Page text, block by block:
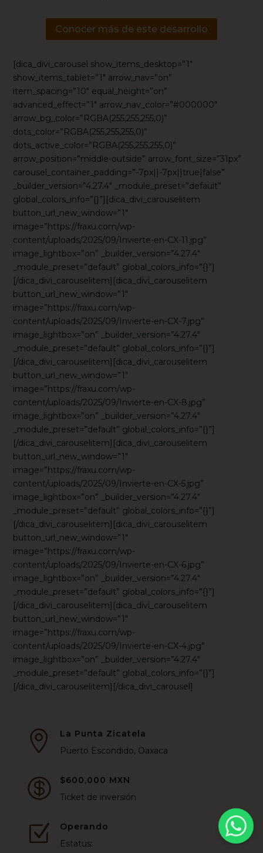
Conocer más de este desarrollo
[dica_divi_carousel show_items_desktop=”1″
show_items_tablet=”1″ arrow_nav=”on”
item_spacing=”10″ equal_height=”on”
advanced_effect=”1″ arrow_nav_color=”#000000″
arrow_bg_color=”RGBA(255,255,255,0)”
dots_color=”RGBA(255,255,255,0)”
dots_active_color=”RGBA(255,255,255,0)”
arrow_position=”middle-outside” arrow_font_size=”31px”
carousel_container_padding=”-7px||-7px||true|false”
_builder_version=”4.27.4″ _module_preset=”default”
global_colors_info=”{}”][dica_divi_carouselitem
button_url_new_window=”1″
image=”https://fraxu.com/wp-
content/uploads/2025/09/Invierte-en-CX-11.jpg”
image_lightbox=”on” _builder_version=”4.27.4″
_module_preset=”default” global_colors_info=”{}”]
[/dica_divi_carouselitem][dica_divi_carouselitem
button_url_new_window=”1″
image=”https://fraxu.com/wp-
content/uploads/2025/09/Invierte-en-CX-7.jpg”
image_lightbox=”on” _builder_version=”4.27.4″
_module_preset=”default” global_colors_info=”{}”]
[/dica_divi_carouselitem][dica_divi_carouselitem
button_url_new_window=”1″
image=”https://fraxu.com/wp-
content/uploads/2025/09/Invierte-en-CX-8.jpg”
image_lightbox=”on” _builder_version=”4.27.4″
_module_preset=”default” global_colors_info=”{}”]
[/dica_divi_carouselitem][dica_divi_carouselitem
button_url_new_window=”1″
image=”https://fraxu.com/wp-
content/uploads/2025/09/Invierte-en-CX-5.jpg”
image_lightbox=”on” _builder_version=”4.27.4″
_module_preset=”default” global_colors_info=”{}”]
[/dica_divi_carouselitem][dica_divi_carouselitem
button_url_new_window=”1″
image=”https://fraxu.com/wp-
content/uploads/2025/09/Invierte-en-CX-6.jpg”
image_lightbox=”on” _builder_version=”4.27.4″
_module_preset=”default” global_colors_info=”{}”]
[/dica_divi_carouselitem][dica_divi_carouselitem
button_url_new_window=”1″
image=”https://fraxu.com/wp-
content/uploads/2025/09/Invierte-en-CX-4.jpg”
image_lightbox=”on” _builder_version=”4.27.4″
_module_preset=”default” global_colors_info=”{}”]
[/dica_divi_carouselitem][/dica_divi_carousel]

La Punta Zicatela
Puerto Escondido, Oaxaca

$600,000 MXN
Ticket de inversión
Z
Operando
Estatus: